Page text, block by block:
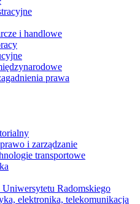
i handlowe
prawa
i zarządzanie
transportowe
Radomskiego
elektronika, telekomunikacja